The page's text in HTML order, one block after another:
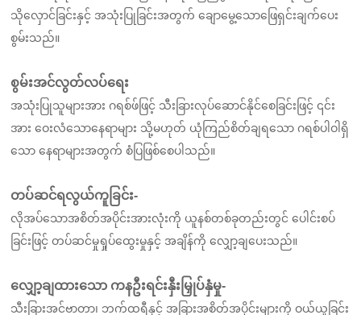
သိုလှောင်ခြင်းနှင့် အသုံးပြုခြင်းအတွက် ချောမွေ့သောဖြေရှင်းချက်ပေး
စွမ်းသည်။
စွမ်းအင်လွတ်လပ်ရေး
အသုံးပြုသူများအား ဂရစ်ဖ်ဖြင့် သီးခြားလုပ်ဆောင်နိုင်စေခြင်းဖြင့် ၎င်း
အား ဝေးလံသောနေရာများ သို့မဟုတ် ယုံကြည်စိတ်ချရသော ဂရစ်ပါဝါရှိ
သော နေရာများအတွက် စံပြဖြစ်စေပါသည်။
တပ်ဆင်ရလွယ်ကူခြင်း-
လိုအပ်သောအစိတ်အပိုင်းအားလုံးကို ယူနစ်တစ်ခုတည်းတွင် ပေါင်းစပ်
ခြင်းဖြင့် တပ်ဆင်မှုရှုပ်ထွေးမှုနှင့် အချိန်ကို လျှော့ချပေးသည်။
လျှော့ချထားသော ကနဦးရင်းနှီးမြှုပ်နှံမှု-
သီးခြားအင်ဗာတာ၊ ဘက်ထရီနှင့် အခြားအစိတ်အပိုင်းများကို ဝယ်ယူခြင်း